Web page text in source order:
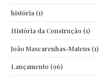
história (1)
História da Construção (1)
João Mascarenhas-Mateus (1)
Lançamento (96)